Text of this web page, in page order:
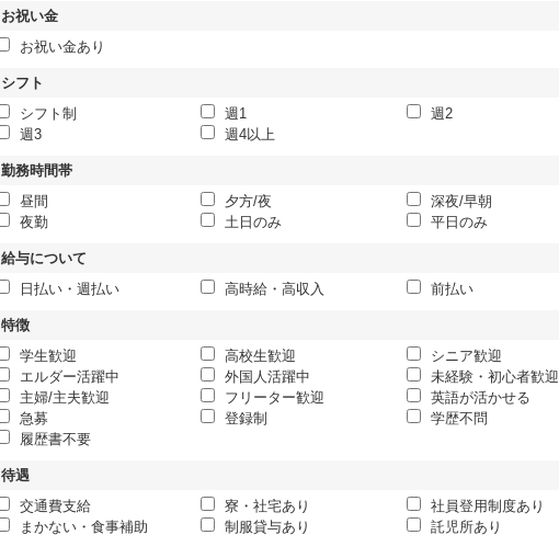
お祝い金
お祝い金あり
シフト
シフト制
週1
週2
週3
週4以上
勤務時間帯
昼間
夕方/夜
深夜/早朝
夜勤
土日のみ 平日のみ
給与について
日払い・週払い
高時給・高収入 前払い
特徴
学生歓迎
高校生歓迎
シニア歓迎
エルダー活躍中
外国人活躍中
未経験・初心者歓迎
主婦/主夫歓迎
フリーター歓迎
英語が活かせる
急募
登録制
学歴不問
履歴書不要
待遇
交通費支給
寮・社宅あり
社員登用制度あり
まかない・食事補助
制服貸与あり 託児所あり